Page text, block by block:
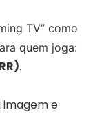
TV” como
quem joga:
.
imagem e